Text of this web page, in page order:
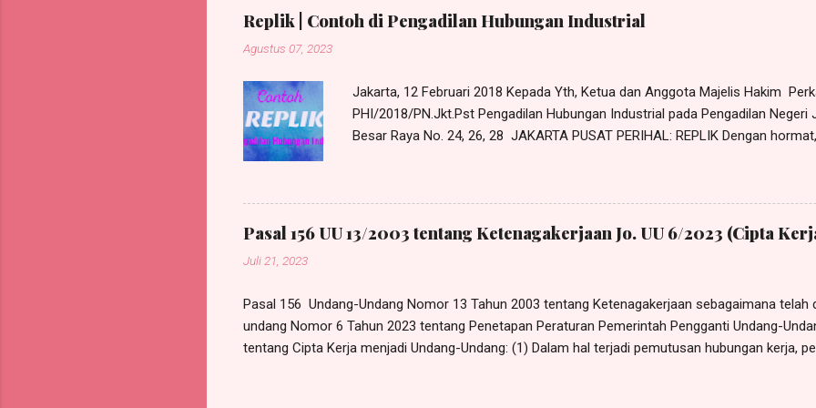
ijin untuk membawa anak pekerja ke rumah sakit operasi benjolan di lehernya. Lagi pula PHK
adalah tidak ...
Replik | Contoh di Pengadilan Hubungan Industrial
Agustus 07, 2023
Jakarta, 12 Februari 2018 Kepada Yth, Ketua dan Anggota Majelis Hakim
PHI/2018/PN.Jkt.Pst Pengadilan Hubungan Industrial pada Pengadilan Negeri
Besar Raya No. 24, 26, 28 JAKARTA PUSAT PERIHAL: REPLIK Dengan
580, e-Mail: harrismanalu3@gmail.com, berdasarkan Surat Kuasa Khusus
bertindak untuk dan atas nama SULASTRI sebagai Penggugat dalam
PHI/2018/PN.Jkt.Pst, dengan ini mengajukan REPLIK, sebagai berikut: DALAM
Pasal 156 UU 13/2003 tentang Ketenagakerjaan Jo. UU 6/2023 (Cipta
Juli 21, 2023
Pasal 156 Undang-Undang Nomor 13 Tahun 2003 tentang Ketenagakerjaan sebagaimana telah
undang Nomor 6 Tahun 2023 tentang Penetapan Peraturan Pemerintah Pengganti Undang-
tentang Cipta Kerja menjadi Undang-Undang: (1) Dalam hal terjadi pemutusan hubungan kerja,